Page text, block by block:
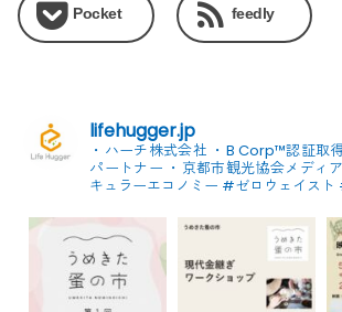
Pocket feedly
lifehugger.jp
・ハーチ株式会社 ・B Corp™認証取
パートナー ・京都市観光協会メディ
キュラーエコノミー #ゼロウェイスト